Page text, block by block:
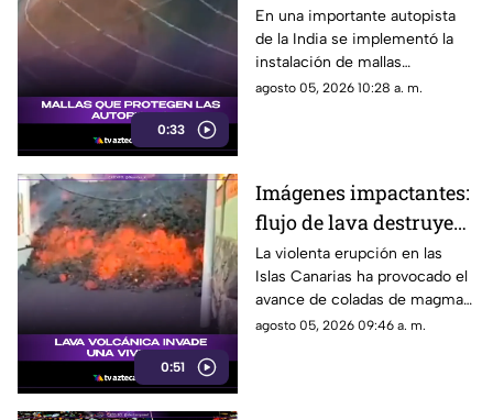
0:33
instalan mallas
ciclónicas para frenar
caída de rocas
En una importante autopista
de la India se implementó la
instalación de mallas
ciclónicas en los laterales
deslaves.
agosto 05, 2026 10:28 a. m.
0:51
Imágenes impactantes:
flujo de lava destruye
viviendas en su
camino hacia la costa
La violenta erupción en las
Islas Canarias ha provocado el
avance de coladas de magma
que destruyen viviendas a su
agosto 05, 2026 09:46 a. m.